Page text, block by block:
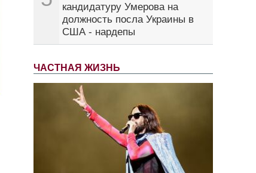
кандидатуру Умерова на
должность посла Украины в
США - нардепы
ЧАСТНАЯ ЖИЗНЬ